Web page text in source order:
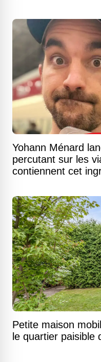
Yohann Ménard
percutant sur les
contiennent cet
Petite maison
le quartier paisible